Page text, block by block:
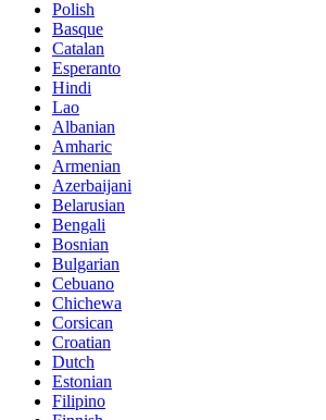
Polish
Basque
Catalan
Esperanto
Hindi
Lao
Albanian
Amharic
Armenian
Azerbaijani
Belarusian
Bengali
Bosnian
Bulgarian
Cebuano
Chichewa
Corsican
Croatian
Dutch
Estonian
Filipino